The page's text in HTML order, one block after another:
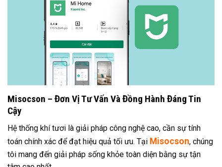
Misocson – Đơn Vị Tư Vấn Và Đồng Hành Đáng Tin
Cậy
Hệ thống khí tươi là giải pháp công nghệ cao, cần sự tính
toán chính xác để đạt hiệu quả tối ưu. Tại Misocson, chúng
tôi mang đến giải pháp sống khỏe toàn diện bằng sự tận